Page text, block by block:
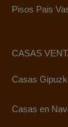
Pisos Pais
CASAS
Casas
Casas en